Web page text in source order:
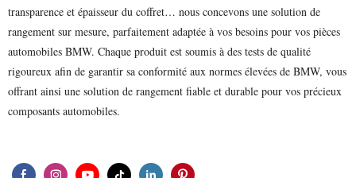
transparence et épaisseur du coffret… nous concevons une solution de
rangement sur mesure, parfaitement adaptée à vos besoins pour vos pièces
automobiles BMW. Chaque produit est soumis à des tests de qualité
rigoureux afin de garantir sa conformité aux normes élevées de BMW, vous
offrant ainsi une solution de rangement fiable et durable pour vos précieux
composants automobiles.